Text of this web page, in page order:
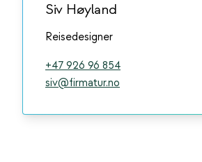
Siv Høyland
Reisedesigner
+47 926 96 854
siv@firmatur.no